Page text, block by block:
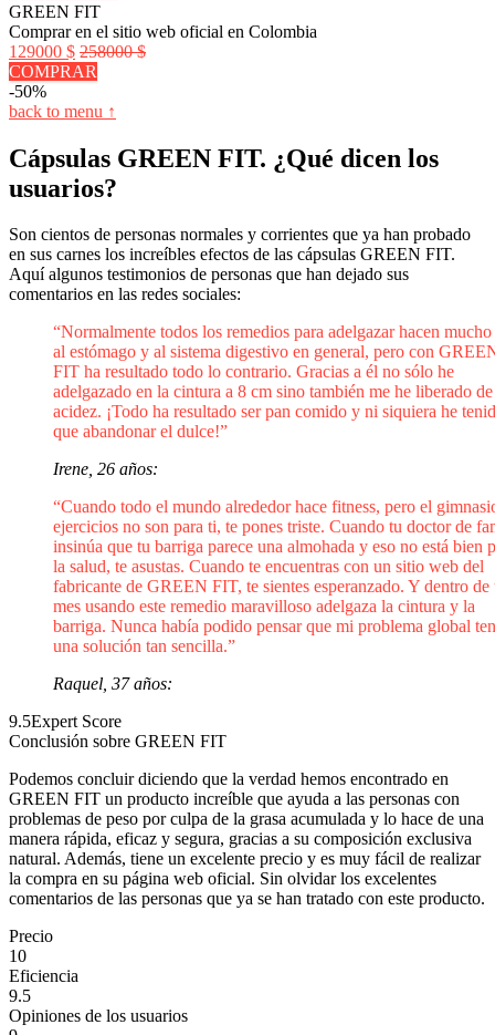
GREEN FIT
Comprar en el sitio web oficial en Colombia
129000 $ 258000 $
COMPRAR
-50%
back to menu ↑
Cápsulas GREEN FIT. ¿Qué dicen los
usuarios?
Son cientos de personas normales y corrientes que ya han probado
en sus carnes los increíbles efectos de las cápsulas GREEN FIT.
Aquí algunos testimonios de personas que han dejado sus
comentarios en las redes sociales:
“Normalmente todos los remedios para adelgazar hacen
al estómago y al sistema digestivo en general, pero con
FIT ha resultado todo lo contrario. Gracias a él no sólo he
adelgazado en la cintura a 8 cm sino también me he liberado
acidez. ¡Todo ha resultado ser pan comido y ni siquiera he
que abandonar el dulce!”
Irene, 26 años:
“Cuando todo el mundo alrededor hace fitness, pero el
ejercicios no son para ti, te pones triste. Cuando tu doctor de
insinúa que tu barriga parece una almohada y eso no está bien
la salud, te asustas. Cuando te encuentras con un sitio web del
fabricante de GREEN FIT, te sientes esperanzado. Y dentro de
mes usando este remedio maravilloso adelgaza la cintura y la
barriga. Nunca había podido pensar que mi problema global
una solución tan sencilla.”
Raquel, 37 años:
9.5Expert Score
Conclusión sobre GREEN FIT
Podemos concluir diciendo que la verdad hemos encontrado en
GREEN FIT un producto increíble que ayuda a las personas con
problemas de peso por culpa de la grasa acumulada y lo hace de una
manera rápida, eficaz y segura, gracias a su composición exclusiva
natural. Además, tiene un excelente precio y es muy fácil de realizar
la compra en su página web oficial. Sin olvidar los excelentes
comentarios de las personas que ya se han tratado con este producto.
Precio
10
Eficiencia
9.5
Opiniones de los usuarios